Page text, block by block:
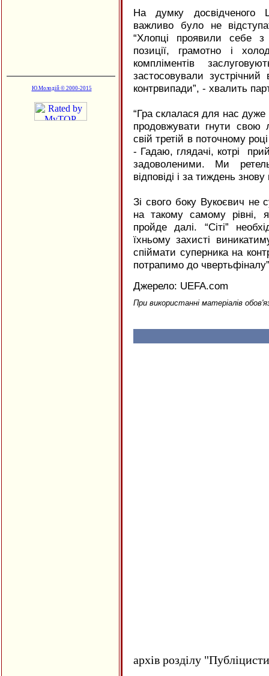
Ю.Молодій © 2000-2015
На думку досвідченого
важливо було не
“Хлопці проявили себе
позиції, грамотно і
компліментів
застосовували зустрічний
контрвипади”, - хвалить
“Гра склалася для нас дуже
продовжувати гнути
свій третій в поточному
- Гадаю, глядачі, котрі
задоволеними. Ми
відповіді і за тиждень
Зі свого боку Вукоєвич не
на такому самому рівні,
пройде далі. “Сіті”
їхньому захисті
спіймати суперника на
потрапимо до
Джерело: UEFA.com
При використанні матеріалів
архів розділу